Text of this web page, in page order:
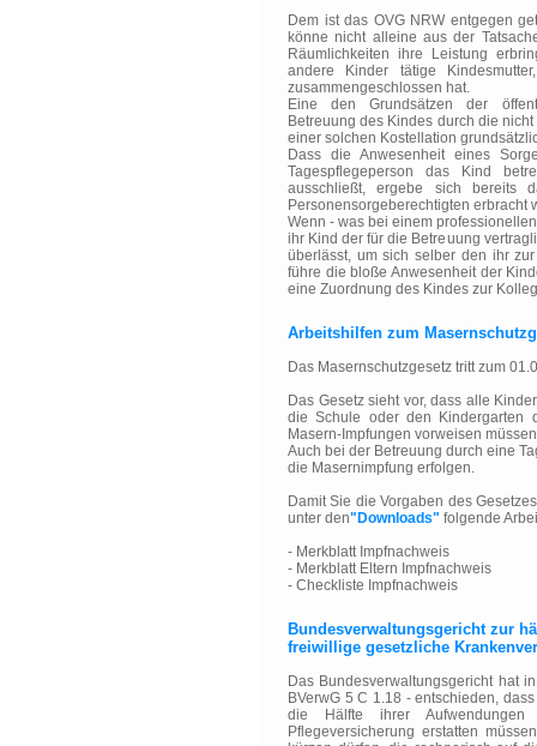
Dem ist das OVG NRW entgegen
könne nicht alleine aus der
Räumlichkeiten ihre Leistung
andere Kinder tätige
zusammengeschlossen hat.
Eine den Grundsätzen der
Betreuung des Kindes durch die
einer solchen Kostellation
Dass die Anwesenheit eines
Tagespflegeperson das Kind
ausschließt, ergebe sich bereits
Personensorgeberechtigten erbracht
Wenn - was bei einem
ihr Kind der für die Betreuung
überlässt, um sich selber den ihr
führe die bloße Anwesenheit der
eine Zuordnung des Kindes zur
Arbeitshilfen zum
Das Masernschutzgesetz tritt zum
Das Gesetz sieht vor, dass alle
die Schule oder den Kindergarten
Masern-Impfungen vorweisen
Auch bei der Betreuung durch eine
die Masernimpfung erfolgen.
Damit Sie die Vorgaben des
unter den"Downloads" folgende
- Merkblatt Impfnachweis
- Merkblatt Eltern Impfnachweis
- Checkliste Impfnachweis
Bundesverwaltungsgericht zur
freiwillige gesetzliche
Das Bundesverwaltungsgericht hat
BVerwG 5 C 1.18 - entschieden,
die Hälfte ihrer
Pflegeversicherung erstatten